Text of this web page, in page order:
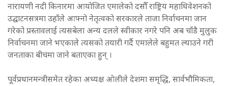
नारायणी नदी किनारमा आयोजित एमालेको दसौँ राष्ट्रिय महाधिवेशनको
उद्घाटनसत्रमा उहाँले आफ्नो नेतृत्वको सरकारले ताजा निर्वाचनमा जान
गरेको प्रस्तावलाई त्यसबेला अन्य दलले स्वीकार नगरे पनि अब चाँडै मुलुक
निर्वाचनमा जाने भएकाले त्यसको तयारी गर्दै एमालेले बहुमत ल्याउने गरी
जनताका बीचमा जाने बताएका हुन् ।
पूर्वप्रधानमन्त्रीसमेत रहेका अध्यक्ष ओलीले देशमा समृद्धि, सार्वभौमिकता,